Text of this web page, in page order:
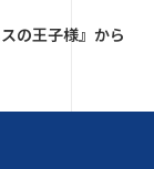
の王子様』から